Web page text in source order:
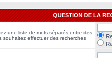
QUESTION DE LA
une liste de mots séparés entre des
souhaitez effectuer des recherches